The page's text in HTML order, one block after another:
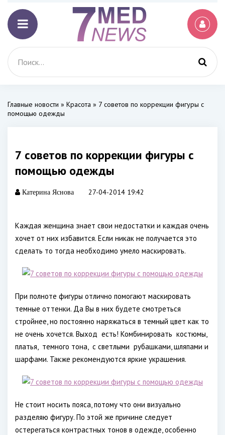
Главные новости » Красота » 7 советов по коррекции фигуры с
помощью одежды
7 советов по коррекции фигуры с
помощью одежды
Катерина Яснова 27-04-2014 19:42
Каждая женщина знает свои недостатки и каждая очень
хочет от них избавится. Если никак не получается это
сделать то тогда необходимо умело маскировать.
При полноте фигуры отлично помогают маскировать
темные оттенки. Да Вы в них будете смотреться
стройнее, но постоянно наряжаться в темный цвет как то
не очень хочется. Выход есть! Комбинировать костюмы,
платья, темного тона, с светлыми рубашками, шляпами и
шарфами. Также рекомендуются яркие украшения.
Не стоит носить пояса, потому что они визуально
разделяю фигуру. По этой же причине следует
остерегаться контрастных тонов в одежде, особенно